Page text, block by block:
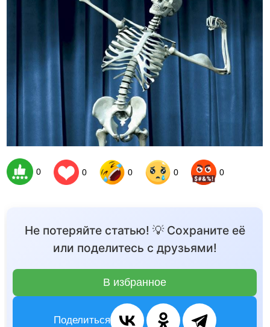
0 0 0 0 0
Не потеряйте статью! 💡 Сохраните её
или поделитесь с друзьями!
В избранное
Поделиться